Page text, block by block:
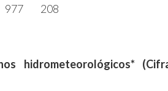
977 208
hidrometeorológicos*